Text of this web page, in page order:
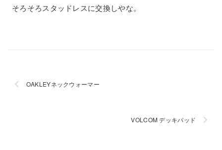
そろそろスタッドレスに交換しやな。
OAKLEYネックウォーマー
VOLCOM デッキパッド